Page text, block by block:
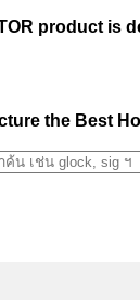
product is
the Best